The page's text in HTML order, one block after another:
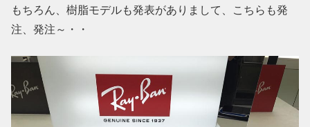
もちろん、樹脂モデルも発表がありまして、こちらも発
注、発注～・・